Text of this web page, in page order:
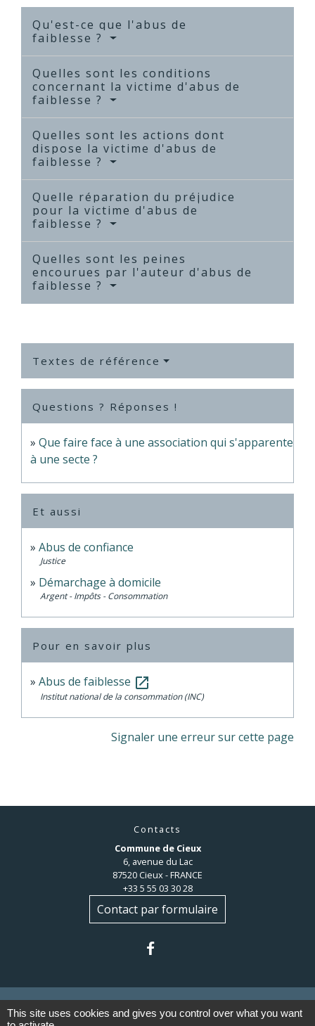
Qu'est-ce que l'abus de
faiblesse ?
Quelles sont les conditions
concernant la victime d'abus de
faiblesse ?
Quelles sont les actions dont
dispose la victime d'abus de
faiblesse ?
Quelle réparation du préjudice
pour la victime d'abus de
faiblesse ?
Quelles sont les peines
encourues par l'auteur d'abus de
faiblesse ?
Textes de référence
Questions ? Réponses !
Que faire face à une association qui s'apparente
à une secte ?
Et aussi
Abus de confiance
Justice
Démarchage à domicile
Argent - Impôts - Consommation
Pour en savoir plus
Abus de faiblesse open_in_new
Institut national de la consommation (INC)
Signaler une erreur sur cette page
Contacts
Commune de Cieux
6, avenue du Lac
87520 Cieux - FRANCE
+33 5 55 03 30 28
Contact par formulaire
This site uses cookies and gives you control over what you want